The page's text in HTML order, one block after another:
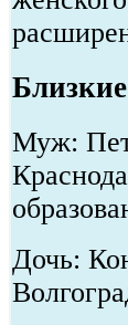
Муж:
Дочь: